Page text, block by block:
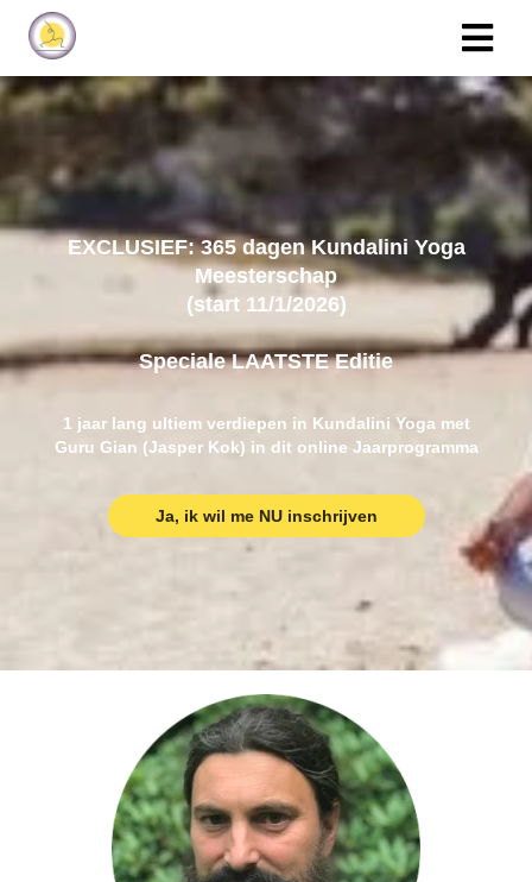
EXCLUSIEF: 365 dagen Kundalini Yoga
Meesterschap
(start 11/1/2026)
Speciale LAATSTE Editie
1 jaar lang ultiem verdiepen in Kundalini Yoga met
Guru Gian (Jasper Kok) in dit online Jaarprogramma
Ja, ik wil me NU inschrijven